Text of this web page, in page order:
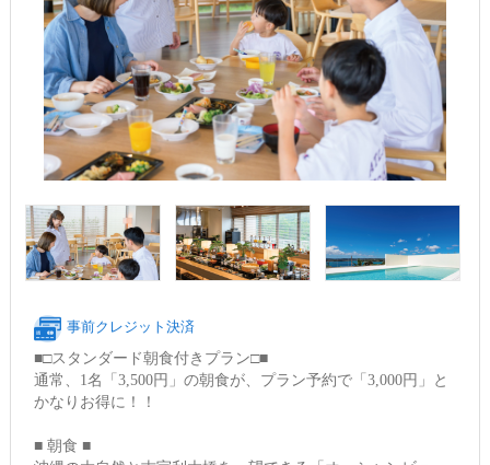
事前クレジット決済
■□スタンダード朝食付きプラン□■
通常、1名「3,500円」の朝食が、プラン予約で「3,000円」と
かなりお得に！！
■ 朝食 ■